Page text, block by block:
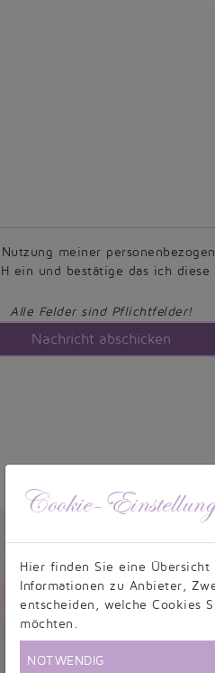
meiner
ein und bestätige das ich
Alle Felder sind Pflichtfelder!
Nachricht abschicken
9,5/10 -
Cookie-
Hier finden Sie eine
Informationen zu Anbieter,
entscheiden, welche Cookies
möchten.
NOTWENDIG